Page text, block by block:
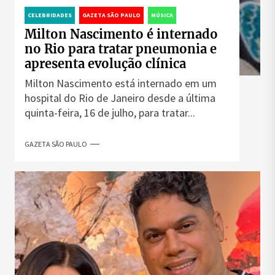
CELEBRIDADES GAZETA SÃO PAULO MÚSICA
Milton Nascimento é internado
no Rio para tratar pneumonia e
apresenta evolução clínica
Milton Nascimento está internado em um
hospital do Rio de Janeiro desde a última
quinta-feira, 16 de julho, para tratar...
GAZETA SÃO PAULO